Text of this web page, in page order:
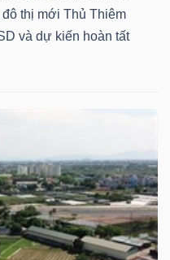
thị mới Thủ Thiêm
và dự kiến hoàn tất